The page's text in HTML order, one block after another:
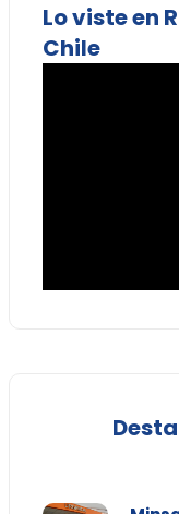
Lo viste en
Chile